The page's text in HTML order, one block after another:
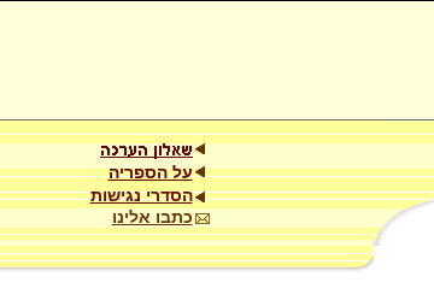
על הספריה
הסדרי נגישות
כתבו אלינו